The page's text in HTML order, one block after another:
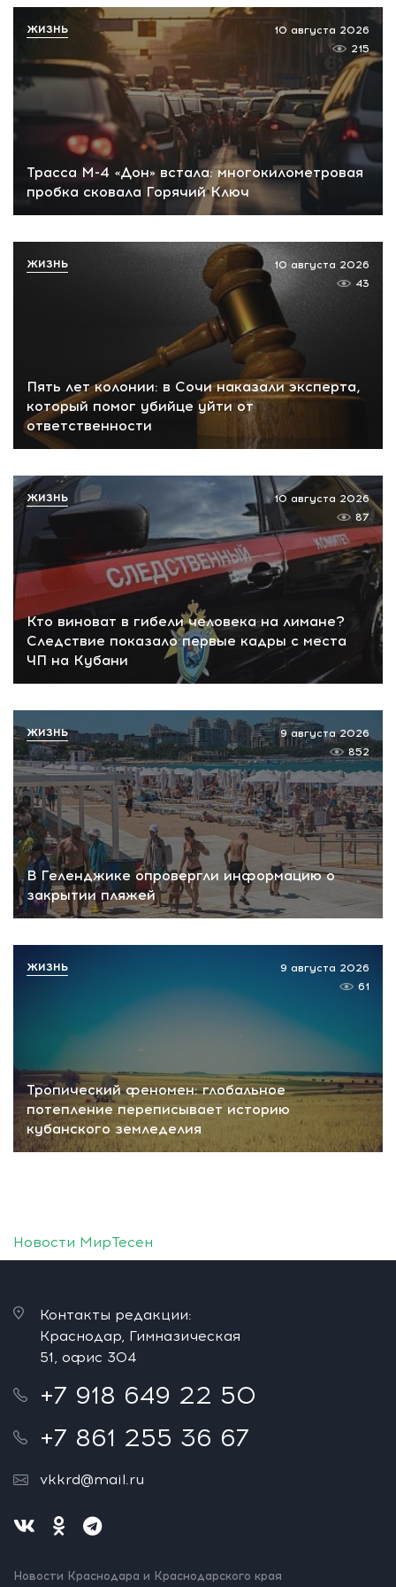
Трасса М-4 «Дон» встала: многокилометровая
пробка сковала Горячий Ключ
10 августа 2026
215
ЖИЗНЬ
Пять лет колонии: в Сочи наказали эксперта,
который помог убийце уйти от
ответственности
10 августа 2026
43
ЖИЗНЬ
Кто виноват в гибели человека на лимане?
Следствие показало первые кадры с места
ЧП на Кубани
10 августа 2026
87
ЖИЗНЬ
В Геленджике опровергли информацию о
закрытии пляжей
9 августа 2026
852
ЖИЗНЬ
Тропический феномен: глобальное
потепление переписывает историю
кубанского земледелия
9 августа 2026
61
ЖИЗНЬ
Новости МирТесен
Контакты редакции:
Краснодар, Гимназическая
51, офис 304
+7 918 649 22 50
+7 861 255 36 67
vkkrd@mail.ru
Новости Краснодара и Краснодарского края